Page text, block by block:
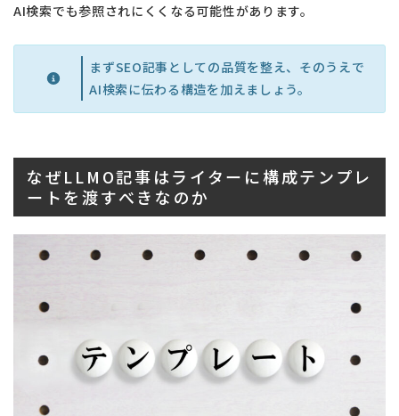
AI検索でも参照されにくくなる可能性があります。
まずSEO記事としての品質を整え、そのうえで
AI検索に伝わる構造を加えましょう。
なぜLLMO記事はライターに構成テンプレ
ートを渡すべきなのか